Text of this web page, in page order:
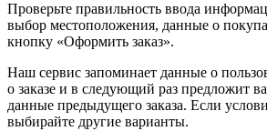
Проверьте правильность ввода
выбор местоположения, данные о
кнопку «Оформить заказ».
Наш сервис запоминает данные о
о заказе и в следующий раз предложит
данные предыдущего заказа. Если
выбирайте другие варианты.